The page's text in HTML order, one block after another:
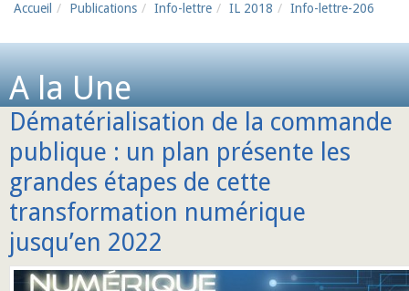
Accueil Publications Info-lettre IL 2018 Info-lettre-206
A la Une
Dématérialisation de la commande
publique : un plan présente les
grandes étapes de cette
transformation numérique
jusqu’en 2022